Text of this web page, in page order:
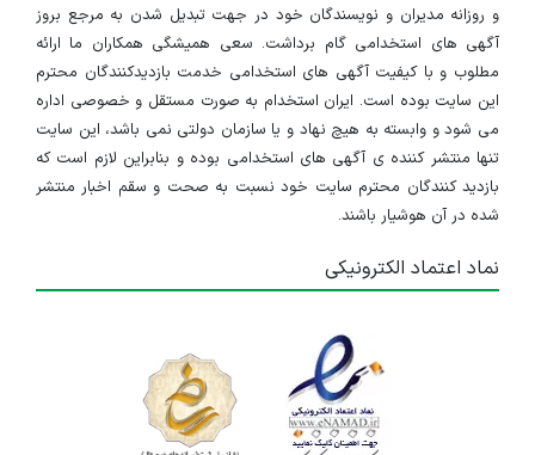
و روزانه مدیران و نویسندگان خود در جهت تبدیل شدن به مرجع بروز
آگهی های استخدامی گام برداشت. سعی همیشگی همکاران ما ارائه
مطلوب و با کیفیت آگهی های استخدامی خدمت بازدیدکنندگان محترم
این سایت بوده است. ایران استخدام به صورت مستقل و خصوصی اداره
می شود و وابسته به هیچ نهاد و یا سازمان دولتی نمی باشد، این سایت
تنها منتشر کننده ی آگهی های استخدامی بوده و بنابراین لازم است که
بازدید کنندگان محترم سایت خود نسبت به صحت و سقم اخبار منتشر
شده در آن هوشیار باشند.
نماد اعتماد الکترونیکی